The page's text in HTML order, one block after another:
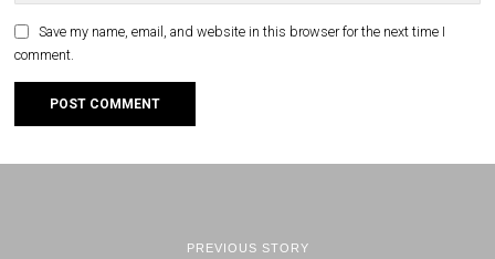
Save my name, email, and website in this browser for the next time I
comment.
PREVIOUS STORY